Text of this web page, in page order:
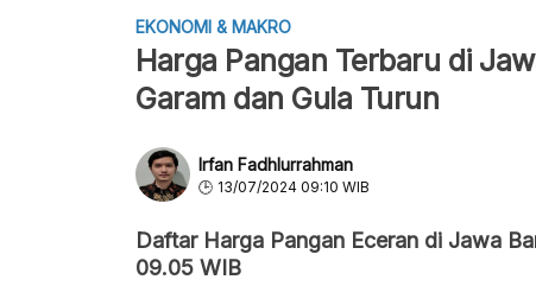
EKONOMI & MAKRO
Harga Pangan Terbaru di
Garam dan Gula Turun
Irfan Fadhlurrahman
13/07/2024 09:10 WIB
Daftar Harga Pangan Eceran di Jawa
09.05 WIB